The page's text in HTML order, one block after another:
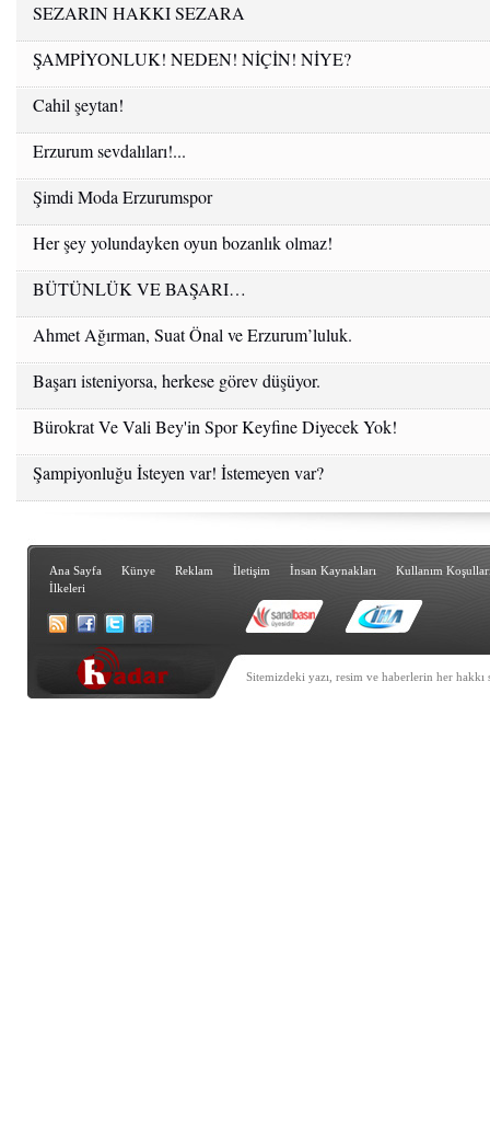
SEZARIN HAKKI SEZARA
ŞAMPİYONLUK! NEDEN! NİÇİN! NİYE?
Cahil şeytan!
Erzurum sevdalıları!...
Şimdi Moda Erzurumspor
Her şey yolundayken oyun bozanlık olmaz!
BÜTÜNLÜK VE BAŞARI…
Ahmet Ağırman, Suat Önal ve Erzurum’luluk.
Başarı isteniyorsa, herkese görev düşüyor.
Bürokrat Ve Vali Bey'in Spor Keyfine Diyecek Yok!
Şampiyonluğu İsteyen var! İstemeyen var?
Ana Sayfa Künye Reklam İletişim İnsan Kaynakları
Kullanım
İlkeleri
Sitemizdeki yazı, resim ve haberlerin her